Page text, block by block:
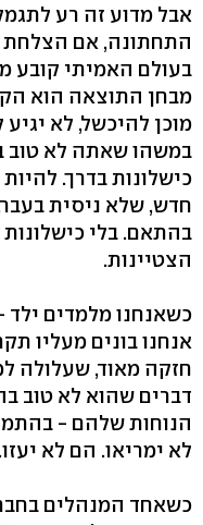
אבל מדוע זה רע
התחתונה, אם הצלחת
בעולם האמיתי קובע
מבחן התוצאה הוא
מוכן להיכשל, לא
במשהו שאתה לא טוב
כישלונות בדרך.
חדש, שלא ניסית בעבר,
בהתאם. בלי כישלונות
הצטיינות.
כשאנחנו מלמדים
אנחנו בונים מעליו
חזקה מאוד, שעלולה
דברים שהוא לא טוב
הנוחות שלהם -
לא ימריאו. הם לא
כשאחד המנהלים